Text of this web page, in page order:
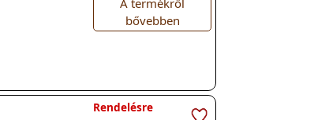
A termékről
bővebben
Rendelésre